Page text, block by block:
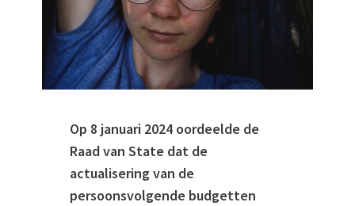
Op 8 januari 2024 oordeelde de
Raad van State dat de
actualisering van de
persoonsvolgende budgetten